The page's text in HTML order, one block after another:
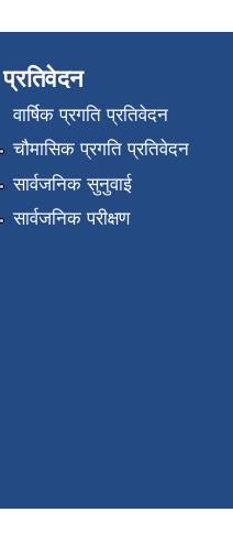
प्रतिवेदन
वार्षिक प्रगति प्रतिवेदन
चौमासिक प्रगति प्रतिवेदन
सार्वजनिक सुनुवाई
सार्वजनिक परीक्षण